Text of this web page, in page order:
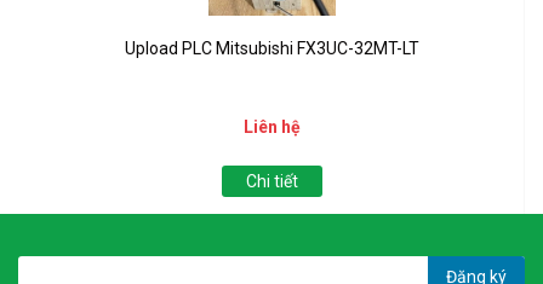
Upload PLC Mitsubishi FX3UC-32MT-LT
Liên hệ
Chi tiết
Đăng ký